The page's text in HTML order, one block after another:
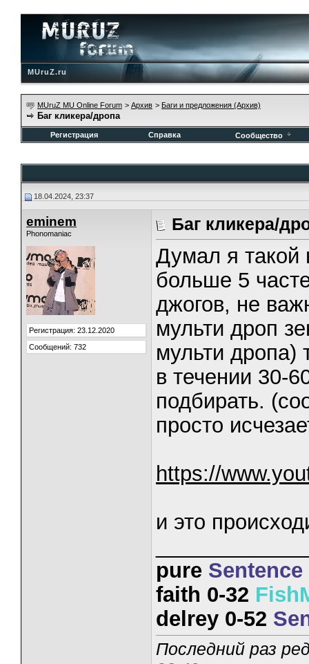
MUruZ.ru
MUruZ MU Online Forum > Архив > Баги и предложения (Архив)
Баг кликера/дропа
Регистрация Справка Сообщество
18.04.2024, 23:37
eminem
Phonomaniac
Регистрация: 23.12.2020
Сообщений: 732
Баг кликера/
Думал я такой
больше 5
джогов, не
мульти дроп
мульти дропа)
в течении 30-
подбирать.
просто
https://
и это
pure Sentence
faith 0-32
delrey 0-52
Последний раз